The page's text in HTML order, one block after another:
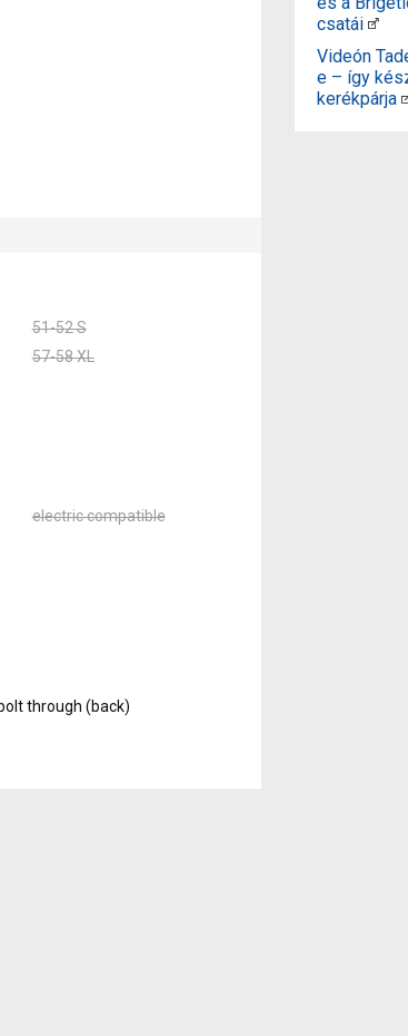
csatái
Videón
e – így
kerékpárja
51-52 S
57-58 XL
electric compatible
bolt through (back)